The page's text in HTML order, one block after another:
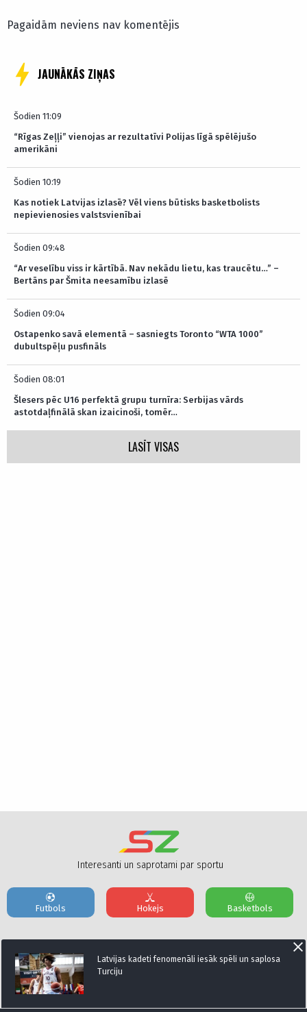
Pagaidām neviens nav komentējis
JAUNĀKĀS ZIŅAS
Šodien 11:09
“Rīgas Zeļļi” vienojas ar rezultatīvi Polijas līgā spēlējušo
amerikāni
Šodien 10:19
Kas notiek Latvijas izlasē? Vēl viens būtisks basketbolists
nepievienosies valstsvienībai
Šodien 09:48
“Ar veselību viss ir kārtībā. Nav nekādu lietu, kas traucētu…” –
Bertāns par Šmita neesamību izlasē
Šodien 09:04
Ostapenko savā elementā – sasniegts Toronto “WTA 1000”
dubultspēļu pusfināls
Šodien 08:01
Šlesers pēc U16 perfektā grupu turnīra: Serbijas vārds
astotdaļfinālā skan izaicinoši, tomēr…
LASĪT VISAS
Latvijas kadeti fenomenāli iesāk spēli un saplosa
Turciju
Interesanti un saprotami par sportu
Futbols Hokejs Basketbols
Par mums Reklāmas Parametri Kontakti
Seko mums: